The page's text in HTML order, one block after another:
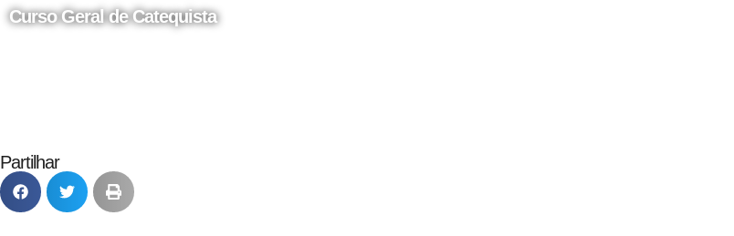
Curso Geral de Catequista
Partilhar